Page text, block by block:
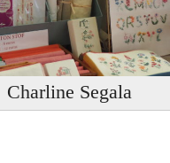
Charline Segala